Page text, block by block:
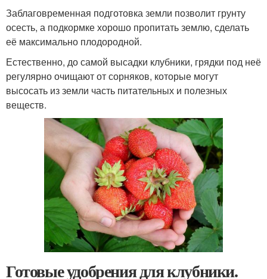
Заблаговременная подготовка земли позволит грунту
осесть, а подкормке хорошо пропитать землю, сделать
её максимально плодородной.
Естественно, до самой высадки клубники, грядки под неё
регулярно очищают от сорняков, которые могут
высосать из земли часть питательных и полезных
веществ.
Готовые удобрения для клубники.